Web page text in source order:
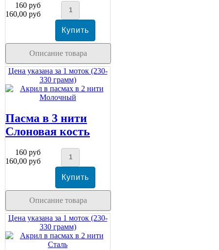
160 руб
160,00 руб
Описание товара
Цена указана за 1 моток (230-
330 грамм)
Пасма в 3 нити
Слоновая кость
160 руб
160,00 руб
Описание товара
Цена указана за 1 моток (230-
330 грамм)